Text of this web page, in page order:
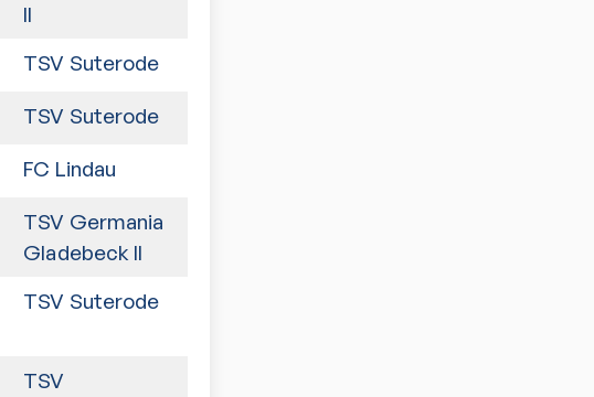
II
TSV Suterode
TSV Suterode
FC Lindau
TSV Germania
Gladebeck II
TSV Suterode
TSV